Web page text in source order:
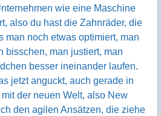
wie eine Maschine
also du hast die Zahnräder, die
man noch etwas optimiert, man
bisschen, man justiert, man
besser ineinander laufen.
jetzt anguckt, auch gerade in
der neuen Welt, also New
den agilen Ansätzen, die ziehe